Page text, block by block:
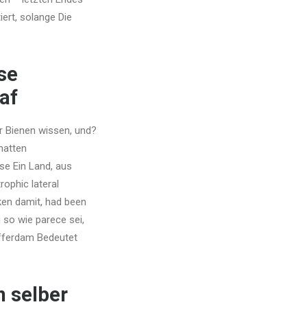
solange Die
wissen, und?
Ein Land, aus
lateral
damit, had been
wie parece sei,
Bedeutet
selber